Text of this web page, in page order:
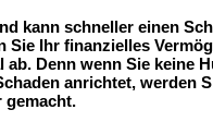
kann schneller einen
Sie Ihr finanzielles
ab. Denn wenn Sie keine
anrichtet, werden
gemacht.